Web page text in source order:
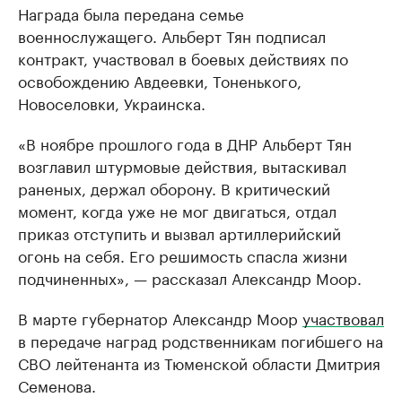
Награда была передана семье
военнослужащего. Альберт Тян подписал
контракт, участвовал в боевых действиях по
освобождению Авдеевки, Тоненького,
Новоселовки, Украинска.
«В ноябре прошлого года в ДНР Альберт Тян
возглавил штурмовые действия, вытаскивал
раненых, держал оборону. В критический
момент, когда уже не мог двигаться, отдал
приказ отступить и вызвал артиллерийский
огонь на себя. Его решимость спасла жизни
подчиненных», — рассказал Александр Моор.
В марте губернатор Александр Моор участвовал
в передаче наград родственникам погибшего на
СВО лейтенанта из Тюменской области Дмитрия
Семенова.